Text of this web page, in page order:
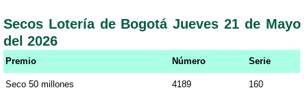
Secos Lotería de Bogotá Jueves 21 de Mayo
del 2026
Premio Número Serie
Seco 50 millones 4189 160